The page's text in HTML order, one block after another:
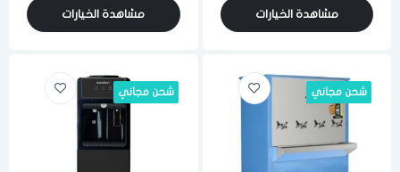
مشاهدة الخيارات مشاهدة الخيارات
شحن مجاني شحن مجاني